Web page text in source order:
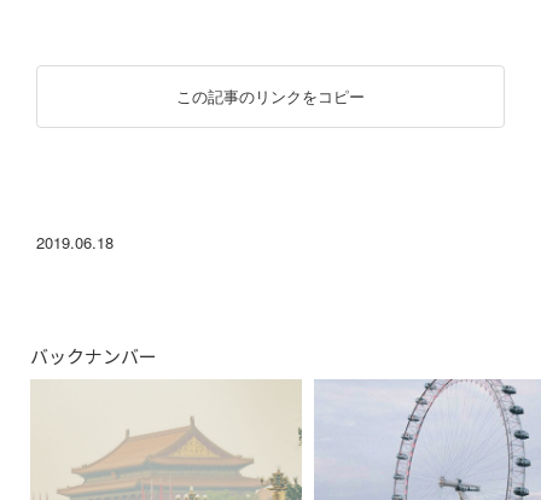
この記事のリンクをコピー
2019.06.18
バックナンバー